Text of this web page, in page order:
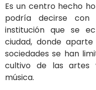
Es un centro hecho
podría decirse con
institución que se
ciudad, donde
sociedades se han
cultivo de las artes
música.